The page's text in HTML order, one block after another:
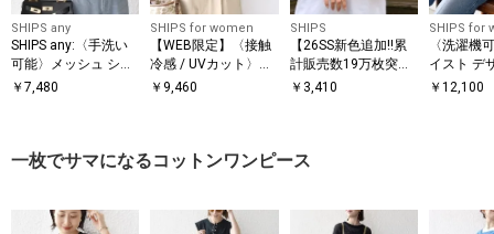
SHIPS any
SHIPS any:〈手洗い
可能〉メッシュ シア
ー ハンカチ スリーブ
￥ 7,480
SHIPS for women
【WEB限定】〈接触
冷感 / UVカット〉シ
アー オーガンジー コ
￥ 9,460
SHIPS
【26SS新色追加!!累
計販売数19万枚突
破!!】【WEB限定】S
￥ 3,410
SHIPS for
〈洗濯機
イスト デ
ー ドッキ
￥12,100
一枚でサマになるコットンワンピース